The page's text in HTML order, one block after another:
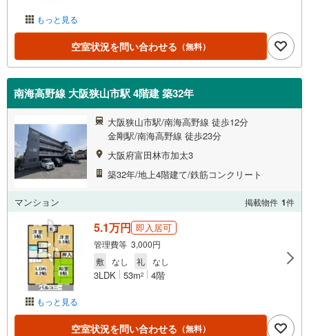
もっと見る
空室状況を問い合わせる （無料）
南海高野線 大阪狭山市駅 4階建 築32年
大阪狭山市駅/南海高野線 徒歩12分
金剛駅/南海高野線 徒歩23分
大阪府富田林市加太3
築32年/地上4階建て/鉄筋コンクリート
マンション 掲載物件 1件
もっと見る
5.1万円 即入居可
管理費等 3,000円
敷
なし 礼 なし
3LDK 53m2 4階
空室状況を問い合わせる （無料）